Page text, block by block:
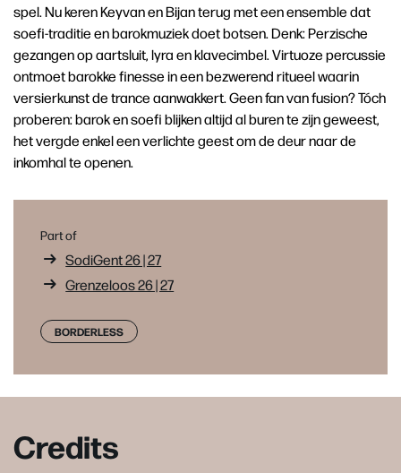
spel. Nu keren Keyvan en Bijan terug met een ensemble dat
soefi-traditie en barokmuziek doet botsen. Denk: Perzische
gezangen op aartsluit, lyra en klavecimbel. Virtuoze percussie
ontmoet barokke finesse in een bezwerend ritueel waarin
versierkunst de trance aanwakkert. Geen fan van fusion? Tóch
proberen: barok en soefi blijken altijd al buren te zijn geweest,
het vergde enkel een verlichte geest om de deur naar de
inkomhal te openen.
Part of
SodiGent 26 | 27
Grenzeloos 26 | 27
BORDERLESS
Credits